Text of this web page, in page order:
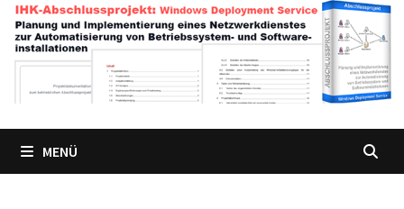
MENÜ